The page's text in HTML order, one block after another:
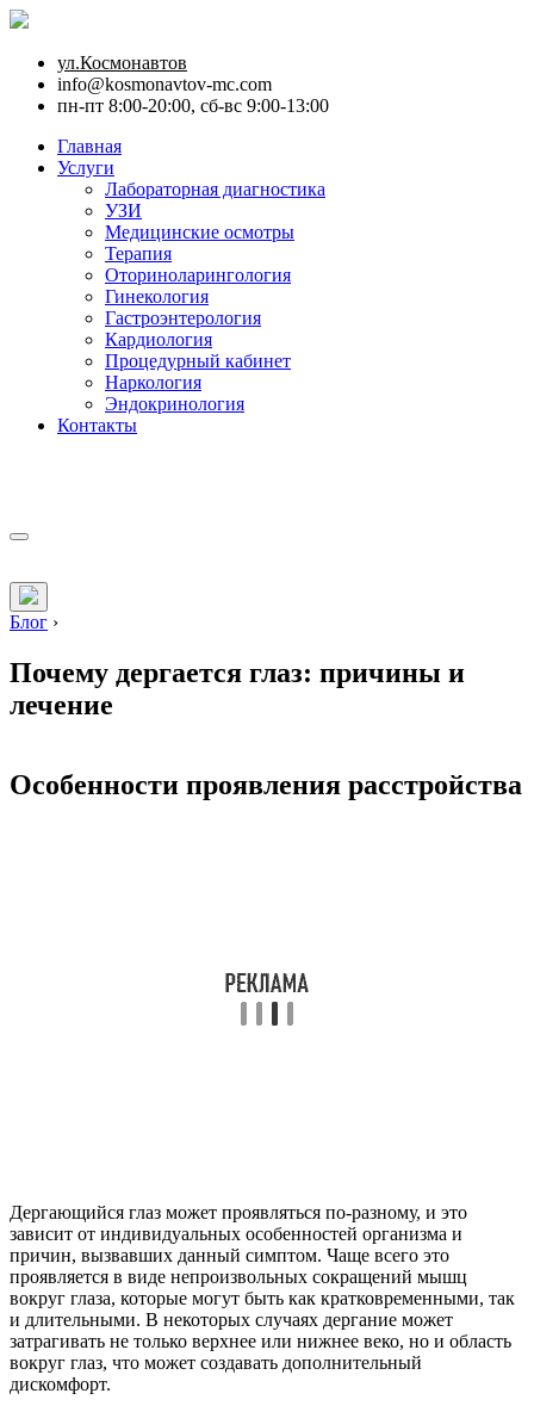
ул.Космонавтов
info@kosmonavtov-mc.com
пн-пт 8:00-20:00, сб-вс 9:00-13:00
Главная
Услуги
Лабораторная диагностика
УЗИ
Медицинские осмотры
Терапия
Оториноларингология
Гинекология
Гастроэнтерология
Кардиология
Процедурный кабинет
Наркология
Эндокринология
Контакты
Блог ›
Почему дергается глаз: причины и
лечение
Особенности проявления расстройства
Дергающийся глаз может проявляться по-разному, и это
зависит от индивидуальных особенностей организма и
причин, вызвавших данный симптом. Чаще всего это
проявляется в виде непроизвольных сокращений мышц
вокруг глаза, которые могут быть как кратковременными, так
и длительными. В некоторых случаях дергание может
затрагивать не только верхнее или нижнее веко, но и область
вокруг глаз, что может создавать дополнительный
дискомфорт.